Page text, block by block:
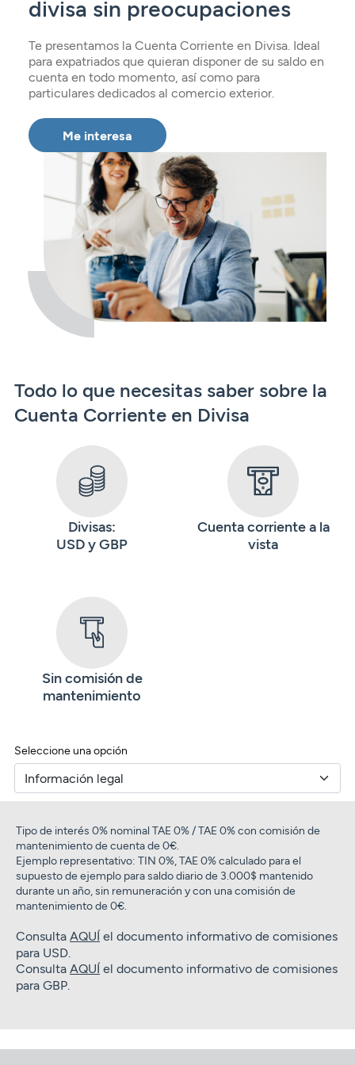
Servicios
Seguros
Seguros
Servicios
Expatriados
Planes de pensiones
Tarjetas
Seguros
divisa sin preocupaciones
Te presentamos la Cuenta Corriente en Divisa. Ideal
para expatriados que quieran disponer de su saldo en
cuenta en todo momento, así como para
particulares dedicados al comercio exterior.
Me interesa
Todo lo que necesitas saber sobre la
Cuenta Corriente en Divisa
Divisas:
USD y GBP
Cuenta corriente a la
vista
Sin comisión de
mantenimiento
Seleccione una opción
Tipo de interés 0% nominal TAE 0% / TAE 0% con comisión de
mantenimiento de cuenta de 0€.
Ejemplo representativo: TIN 0%, TAE 0% calculado para el
supuesto de ejemplo para saldo diario de 3.000$ mantenido
durante un año, sin remuneración y con una comisión de
mantenimiento de 0€.
Consulta AQUÍel documento informativo de comisiones
para USD.
Consulta AQUÍel documento informativo de comisiones
para GBP.